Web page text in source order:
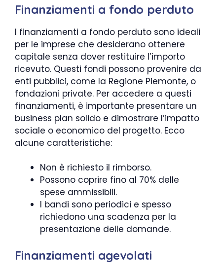
Finanziamenti a fondo perduto
I finanziamenti a fondo perduto sono ideali
per le imprese che desiderano ottenere
capitale senza dover restituire l’importo
ricevuto. Questi fondi possono provenire da
enti pubblici, come la Regione Piemonte, o
fondazioni private. Per accedere a questi
finanziamenti, è importante presentare un
business plan solido e dimostrare l’impatto
sociale o economico del progetto. Ecco
alcune caratteristiche:
Non è richiesto il rimborso.
Possono coprire fino al 70% delle
spese ammissibili.
I bandi sono periodici e spesso
richiedono una scadenza per la
presentazione delle domande.
Finanziamenti agevolati